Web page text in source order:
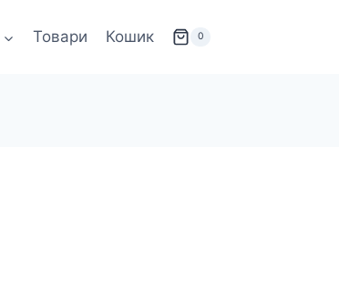
Товари Кошик 0